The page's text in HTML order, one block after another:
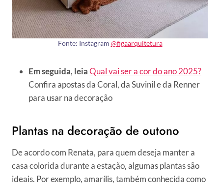
Fonte: Instagram @figaarquitetura
Em seguida, leiaQual vai ser a cor do ano 2025?
Confira apostas da Coral, da Suvinil e da Renner
para usar na decoração
Plantas na decoração de outono
De acordo com Renata, para quem deseja manter a
casa colorida durante a estação, algumas plantas são
ideais. Por exemplo, amarílis, também conhecida como